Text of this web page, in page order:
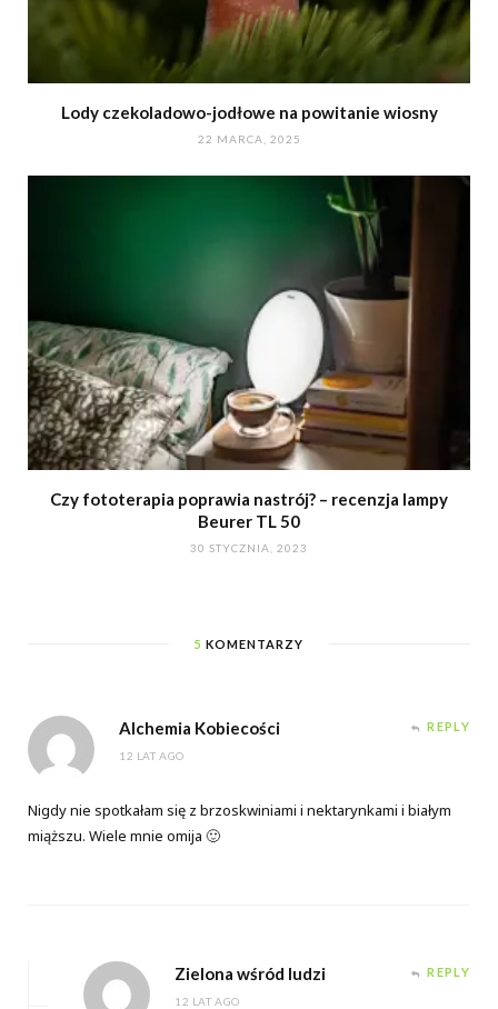
Lody czekoladowo-jodłowe na powitanie wiosny
22 MARCA, 2025
Czy fototerapia poprawia nastrój? – recenzja lampy
Beurer TL 50
30 STYCZNIA, 2023
5 KOMENTARZY
Alchemia Kobiecości
12 LAT AGO
REPLY
Nigdy nie spotkałam się z brzoskwiniami i nektarynkami i białym
miąższu. Wiele mnie omija 🙂
Zielona wśród ludzi
12 LAT AGO
REPLY